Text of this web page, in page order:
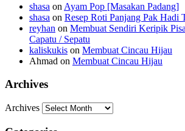
shasa on Ayam Pop [Masakan Padang]
shasa on Resep Roti Panjang Pak Hadi
reyhan on Membuat Sendiri Keripik
Capatu / Sepatu
kaliskukis on Membuat Cincau Hijau
Ahmad on Membuat Cincau Hijau
Archives
Archives